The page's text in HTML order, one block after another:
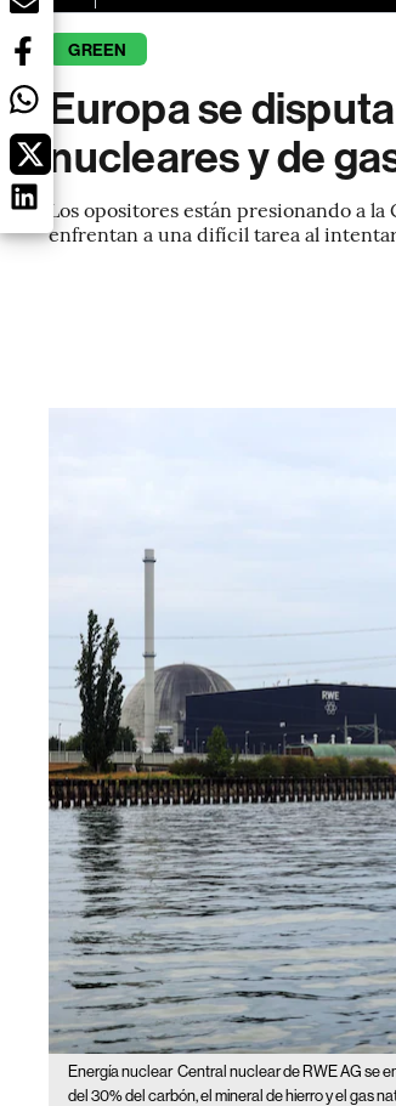
GREEN
Europa se
nucleares y de
Los opositores están presionando a
enfrentan a una difícil tarea al
Energía nuclear Central nuclear de RWE AG se
del 30% del carbón, el mineral de hierro y el gas